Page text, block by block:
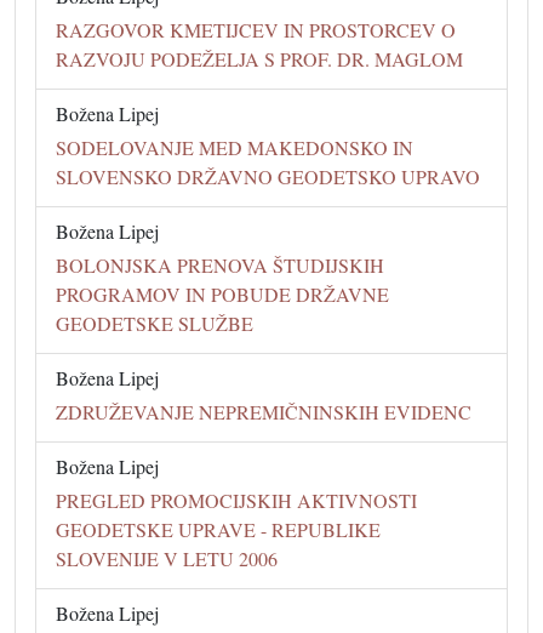
RAZGOVOR KMETIJCEV IN PROSTORCEV O
RAZVOJU PODEŽELJA S PROF. DR. MAGLOM
Božena Lipej
SODELOVANJE MED MAKEDONSKO IN
SLOVENSKO DRŽAVNO GEODETSKO UPRAVO
Božena Lipej
BOLONJSKA PRENOVA ŠTUDIJSKIH
PROGRAMOV IN POBUDE DRŽAVNE
GEODETSKE SLUŽBE
Božena Lipej
ZDRUŽEVANJE NEPREMIČNINSKIH EVIDENC
Božena Lipej
PREGLED PROMOCIJSKIH AKTIVNOSTI
GEODETSKE UPRAVE - REPUBLIKE
SLOVENIJE V LETU 2006
Božena Lipej